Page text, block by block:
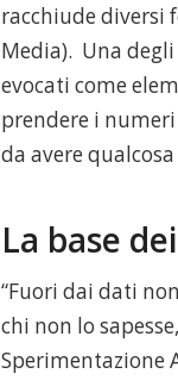
racchiude diversi
Media). Una
evocati come
prendere i
da avere
La base
“Fuori dai dati
chi non lo
Sperimentazione